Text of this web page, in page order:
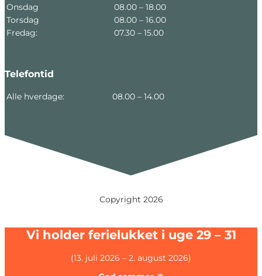
Onsdag
08.00 – 18.00
Torsdag
08.00 – 16.00
Fredag:
07.30 – 15.00
Telefontid
Alle hverdage: 08.00 – 14.00
Copyright 2026
Vi holder ferielukket i uge 29 – 31
(13. juli 2026 – 2. august 2026)